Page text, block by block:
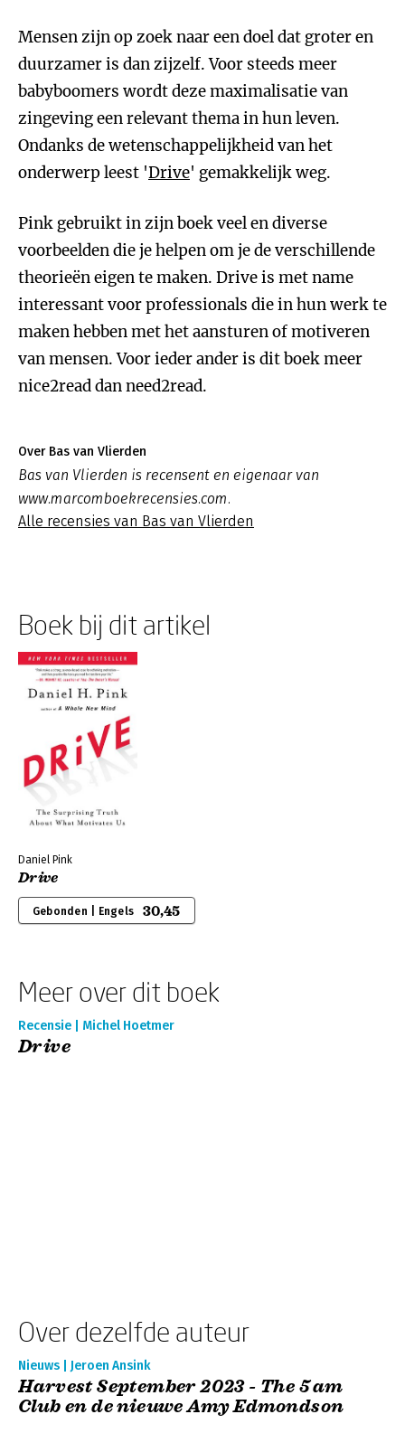
Mensen zijn op zoek naar een doel dat groter en
duurzamer is dan zijzelf. Voor steeds meer
babyboomers wordt deze maximalisatie van
zingeving een relevant thema in hun leven.
Ondanks de wetenschappelijkheid van het
onderwerp leest 'Drive' gemakkelijk weg.
Pink gebruikt in zijn boek veel en diverse
voorbeelden die je helpen om je de verschillende
theorieën eigen te maken. Drive is met name
interessant voor professionals die in hun werk te
maken hebben met het aansturen of motiveren
van mensen. Voor ieder ander is dit boek meer
nice2read dan need2read.
Over Bas van Vlierden
Bas van Vlierden is recensent en eigenaar van
www.marcomboekrecensies.com.
Alle recensies van Bas van Vlierden
Boek bij dit artikel
Daniel Pink
Drive
Gebonden | Engels 30,45
Meer over dit boek
Recensie | Michel Hoetmer
Drive
Over dezelfde auteur
Nieuws | Jeroen Ansink
Harvest September 2023 - The 5 am
Club en de nieuwe Amy Edmondson